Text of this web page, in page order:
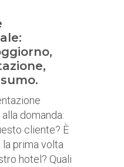
domanda:
cliente? È
prima volta
hotel? Quali